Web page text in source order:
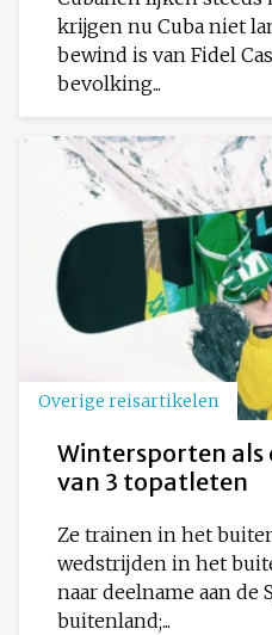
krijgen nu Cuba niet
bewind is van Fidel
bevolking...
Overige reisartikelen
Wintersporten als
van 3 topatleten
Ze trainen in het
wedstrijden in het
naar deelname aan de
buitenland;...